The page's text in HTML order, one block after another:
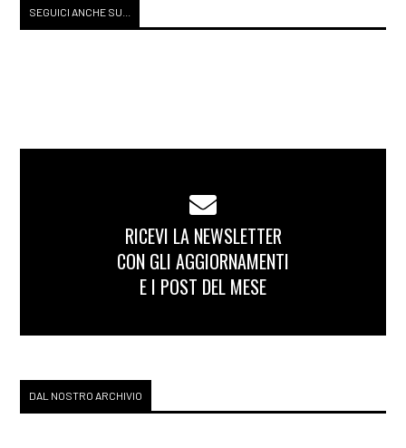
SEGUICI ANCHE SU...
RICEVI LA NEWSLETTER
CON GLI AGGIORNAMENTI
E I POST DEL MESE
DAL NOSTRO ARCHIVIO